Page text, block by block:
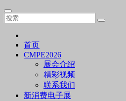
首页
CMPE2026
展会介绍
精彩视频
联系我们
新消费电子展